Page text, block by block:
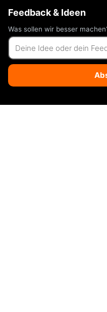
Feedback & Ideen
Was sollen wir besser